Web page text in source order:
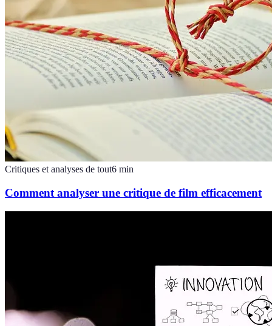
Critiques et analyses de tout6 min
Comment analyser une critique de film efficacement